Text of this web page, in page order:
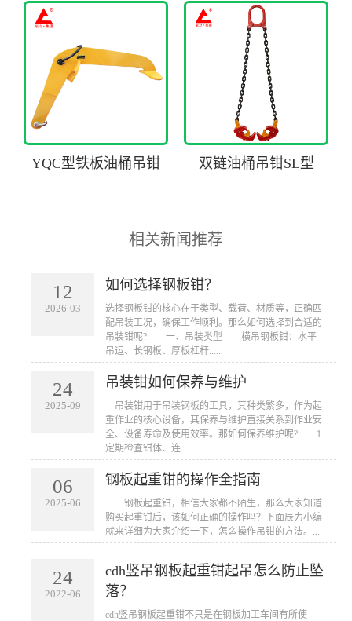
YQC型铁板油桶吊钳 双链油桶吊钳SL型
相关新闻推荐
12
2026-03
如何选择钢板钳？
​选择钢板钳的核心在于类型、载荷、材质等，正确匹
配吊装工况，确保工作顺利。那么如何选择到合适的
吊装钳呢? 一、吊装类型 横吊钢板钳：水平
吊运、长钢板、厚板杠杆......
24
2025-09
吊装钳如何保养与维护
​ 吊装钳用于吊装钢板的工具，其种类繁多，作为起
重作业的核心设备，其保养与维护直接关系到作业安
全、设备寿命及使用效率。那如何保养维护呢? 1.
定期检查钳体、连......
06
2025-06
钢板起重钳的操作全指南
​ 钢板起重钳，相信大家都不陌生，那么大家知道
购买起重钳后，该如何正确的操作吗？下面辰力小编
就来详细为大家介绍一下，怎么操作吊钳的方法。...
24
2022-06
cdh竖吊钢板起重钳起吊怎么防止坠
落？
cdh竖吊钢板起重钳不只是在钢板加工车间有所使